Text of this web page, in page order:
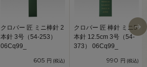
クロバー 匠 ミニ棒針 2
本針 3号（54-253）
06Cq99_
605 円 (税込)
クロバー 匠 棒針 ミニ5
本針 12.5cm 3号（54-
373） 06Cq99_
990 円 (税込)